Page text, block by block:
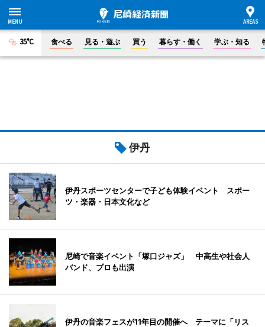
35°C 食べる 見る・遊ぶ 買う 暮らす・働く 学ぶ・知る
伊丹
伊丹スポーツセンターで子ども体験イベント スポー
ツ・楽器・日本文化など
尼崎で音楽イベント「塚口ジャズ」 中高生や社会人
バンド、プロも出演
伊丹の音楽フェスが11年目の開催へ テーマに「リス